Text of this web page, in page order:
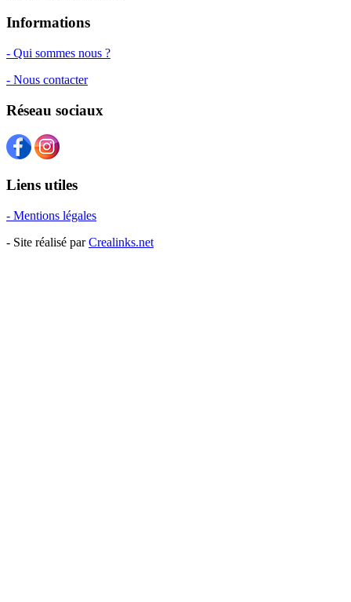
Informations
- Qui sommes nous ?
- Nous contacter
Réseau sociaux
Liens utiles
- Mentions légales
- Site réalisé parCrealinks.net